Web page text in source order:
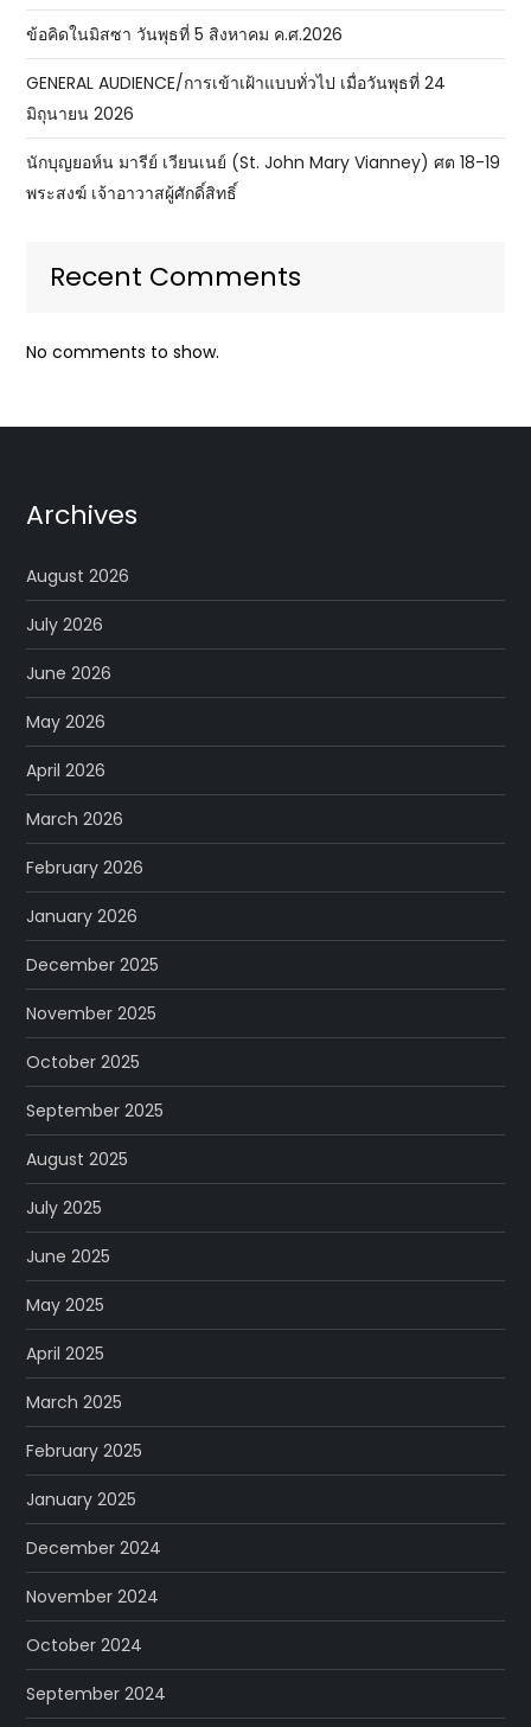
ข้อคิดในมิสซา วันพุธที่ 5 สิงหาคม ค.ศ.2026
GENERAL AUDIENCE/การเข้าเฝ้าแบบทั่วไป เมื่อวันพุธที่ 24
มิถุนายน 2026
นักบุญยอห์น มารีย์ เวียนเนย์ (St. John Mary Vianney) ศต 18-19
พระสงฆ์ เจ้าอาวาสผู้ศักดิ์สิทธิ์
Recent Comments
No comments to show.
Archives
August 2026
July 2026
June 2026
May 2026
April 2026
March 2026
February 2026
January 2026
December 2025
November 2025
October 2025
September 2025
August 2025
July 2025
June 2025
May 2025
April 2025
March 2025
February 2025
January 2025
December 2024
November 2024
October 2024
September 2024